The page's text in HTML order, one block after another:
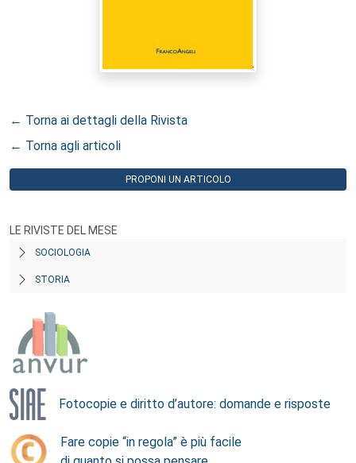
← Torna ai dettagli della Rivista
← Torna agli articoli
PROPONI UN ARTICOLO
LE RIVISTE DEL MESE
SOCIOLOGIA
STORIA
Fotocopie e diritto d’autore: domande e risposte
Fare copie “in regola” è più facile